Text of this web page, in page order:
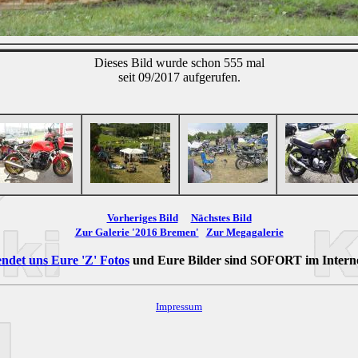
Dieses Bild wurde schon 555 mal
seit 09/2017 aufgerufen.
Vorheriges Bild
Nächstes Bild
Zur Galerie '2016 Bremen'
Zur Megagalerie
uns Eure 'Z' Fotosund Eure Bilder sind SOFORTim
Impressum